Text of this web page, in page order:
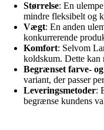
Størrelse: En
mindre fleksibelt og
Vægt: En anden
konkurrerende
Komfort: Selvom
koldskum. Dette kan
Begrænset farve-
variant, der passer
Leveringsmetoder:
begrænse kundens